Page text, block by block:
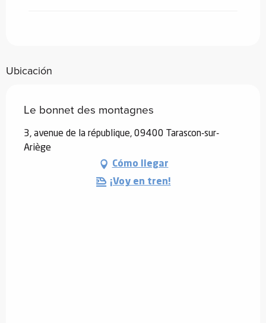
Ubicación
Le bonnet des montagnes
3, avenue de la république, 09400 Tarascon-sur-
Ariège
Cómo llegar
¡Voy en tren!